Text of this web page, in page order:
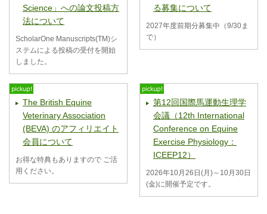
Science」への論文投稿方
法について
ScholarOne Manuscripts(TM)シ
ステムによる投稿の受付を開始
しました。
る募集について
2027年度前期分募集中（9/30ま
で）
The British Equine
Veterinary Association
(BEVA) のアフィリエイト
会員について
お得な特典もありますので ご活
用ください。
第12回国際馬運動生理学
会議（12th International
Conference on Equine
Exercise Physiology：
ICEEP12）
2026年10月26日(月)～10月30日
(金)に開催予定です。